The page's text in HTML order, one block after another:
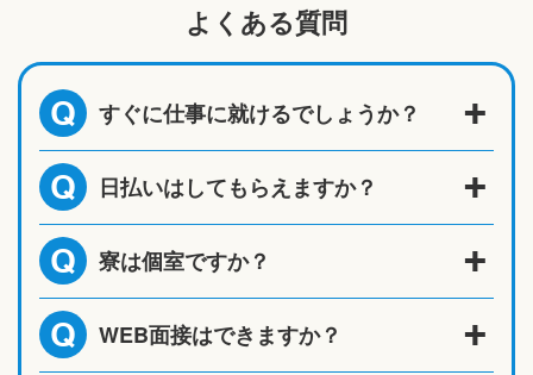
よくある質問
Q すぐに仕事に就けるでしょうか？
Q 日払いはしてもらえますか？
Q 寮は個室ですか？
Q WEB面接はできますか？